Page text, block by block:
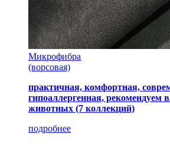
Микрофибра
(ворсовая)
практичная, комфортная,
гипоаллергенная, рекомендуем
животных (7 коллекций)
подробнее